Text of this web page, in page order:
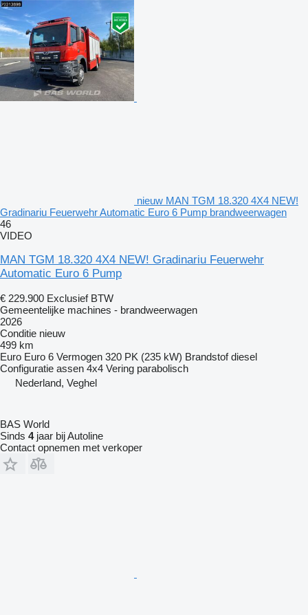
nieuw MAN TGM 18.320 4X4 NEW!
Gradinariu Feuerwehr Automatic Euro 6 Pump brandweerwagen
46
VIDEO
MAN TGM 18.320 4X4 NEW! Gradinariu Feuerwehr
Automatic Euro 6 Pump
€ 229.900 Exclusief BTW
Gemeentelijke machines - brandweerwagen
2026
Conditie nieuw
499 km
Euro Euro 6 Vermogen 320 PK (235 kW) Brandstof diesel
Configuratie assen 4x4 Vering parabolisch
Nederland, Veghel
BAS World
Sinds 4jaar bij Autoline
Contact opnemen met verkoper